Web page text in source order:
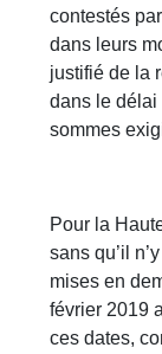
contestés
dans leurs
justifié de la
dans le délai
sommes
Pour la
sans qu’il
mises en
février 2019
ces dates,